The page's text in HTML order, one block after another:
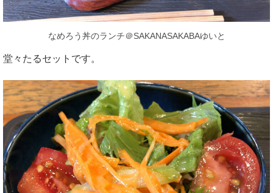
なめろう丼のランチ＠SAKANASAKABAゆいと
堂々たるセットです。